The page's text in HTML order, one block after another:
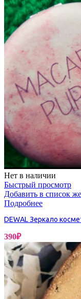
Нет в наличии
Быстрый просмотр
Добавить в список
Подробнее
DEWAL Зеркало
390₽